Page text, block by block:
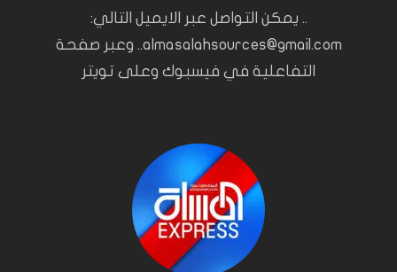
.. يمكن التواصل عبر الايميل التالي:
almasalahsources@gmail.com.. وعبر صفحة
التفاعلية في فيسبوك وعلى تويتر